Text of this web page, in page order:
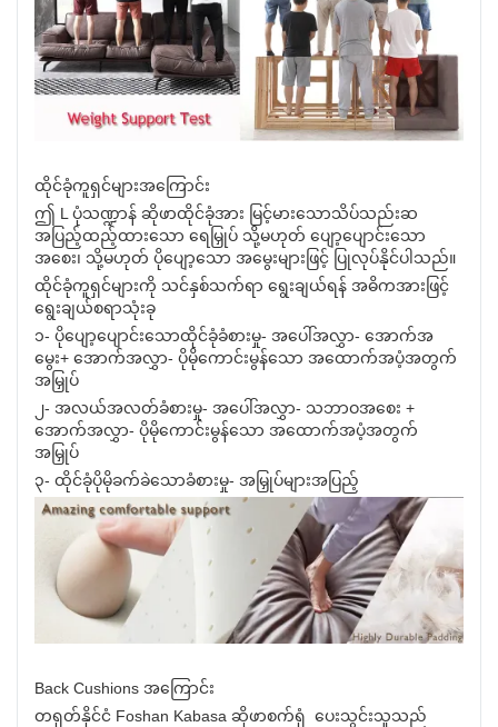
ထိုင်ခုံကူရှင်များအကြောင်း
ဤ L ပုံသဏ္ဍာန် ဆိုဖာထိုင်ခုံအား မြင့်မားသောသိပ်သည်းဆ
အပြည့်ထည့်ထားသော ရေမြှုပ် သို့မဟုတ် ပျော့ပျောင်းသော
အစေး၊ သို့မဟုတ် ပိုပျော့သော အမွေးများဖြင့် ပြုလုပ်နိုင်ပါသည်။
ထိုင်ခုံကူရှင်များကို သင်နှစ်သက်ရာ ရွေးချယ်ရန် အဓိကအားဖြင့်
ရွေးချယ်စရာသုံးခု
၁- ပိုပျော့ပျောင်းသောထိုင်ခုံခံစားမှု- အပေါ်အလွှာ- အောက်အ
မွေး+ အောက်အလွှာ- ပိုမိုကောင်းမွန်သော အထောက်အပံ့အတွက်
အမြှုပ်
၂- အလယ်အလတ်ခံစားမှု- အပေါ်အလွှာ- သဘာဝအစေး +
အောက်အလွှာ- ပိုမိုကောင်းမွန်သော အထောက်အပံ့အတွက်
အမြှုပ်
၃- ထိုင်ခုံပိုမိုခက်ခဲသောခံစားမှု- အမြှုပ်များအပြည့်
Back Cushions အကြောင်း
တရုတ်နိုင်ငံ Foshan Kabasa ဆိုဖာစက်ရုံ ပေးသွင်းသူသည်